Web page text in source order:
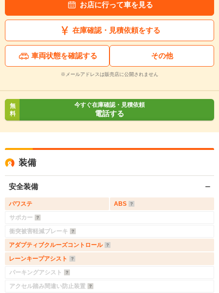
お店に行って車を見る
在庫確認・見積依頼をする
車両状態を確認する その他
※メールアドレスは販売店に公開されません
無
料
今すぐ在庫確認・見積依頼
電話する
装備
安全装備
パワステ
ABS
サポカー
衝突被害軽減ブレーキ
アダプティブクルーズコントロール
レーンキープアシスト
パーキングアシスト
アクセル踏み間違い防止装置